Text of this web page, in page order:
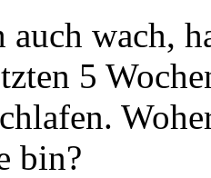
auch wach,
5
bin?